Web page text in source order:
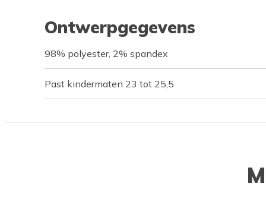
Ontwerpgegevens
98% polyester, 2% spandex
Past kindermaten 23 tot 25,5